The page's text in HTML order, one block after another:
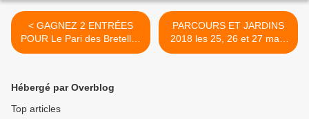
< GAGNEZ 2 ENTRÉES
POUR Le Pari des Bretelles
:...
PARCOURS ET JARDINS
2018 les 25, 26 et 27 mai :
+... >
Hébergé par Overblog
Top articles